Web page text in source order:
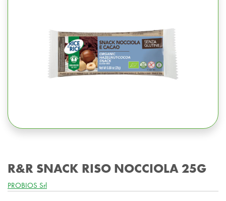
R&R SNACK RISO NOCCIOLA 25G
PROBIOS Srl